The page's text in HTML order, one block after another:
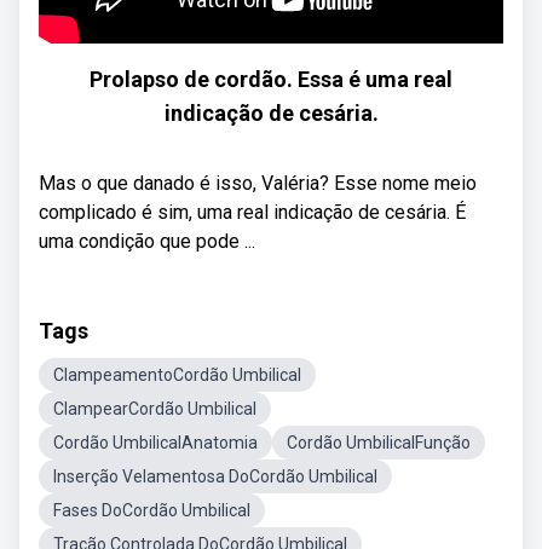
Prolapso de cordão. Essa é uma real
indicação de cesária.
Mas o que danado é isso, Valéria? Esse nome meio
complicado é sim, uma real indicação de cesária. É
uma condição que pode ...
Tags
ClampeamentoCordão Umbilical
ClampearCordão Umbilical
Cordão UmbilicalAnatomia
Cordão UmbilicalFunção
Inserção Velamentosa DoCordão Umbilical
Fases DoCordão Umbilical
Tração Controlada DoCordão Umbilical